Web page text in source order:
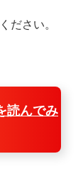
ださい。
読んでみ